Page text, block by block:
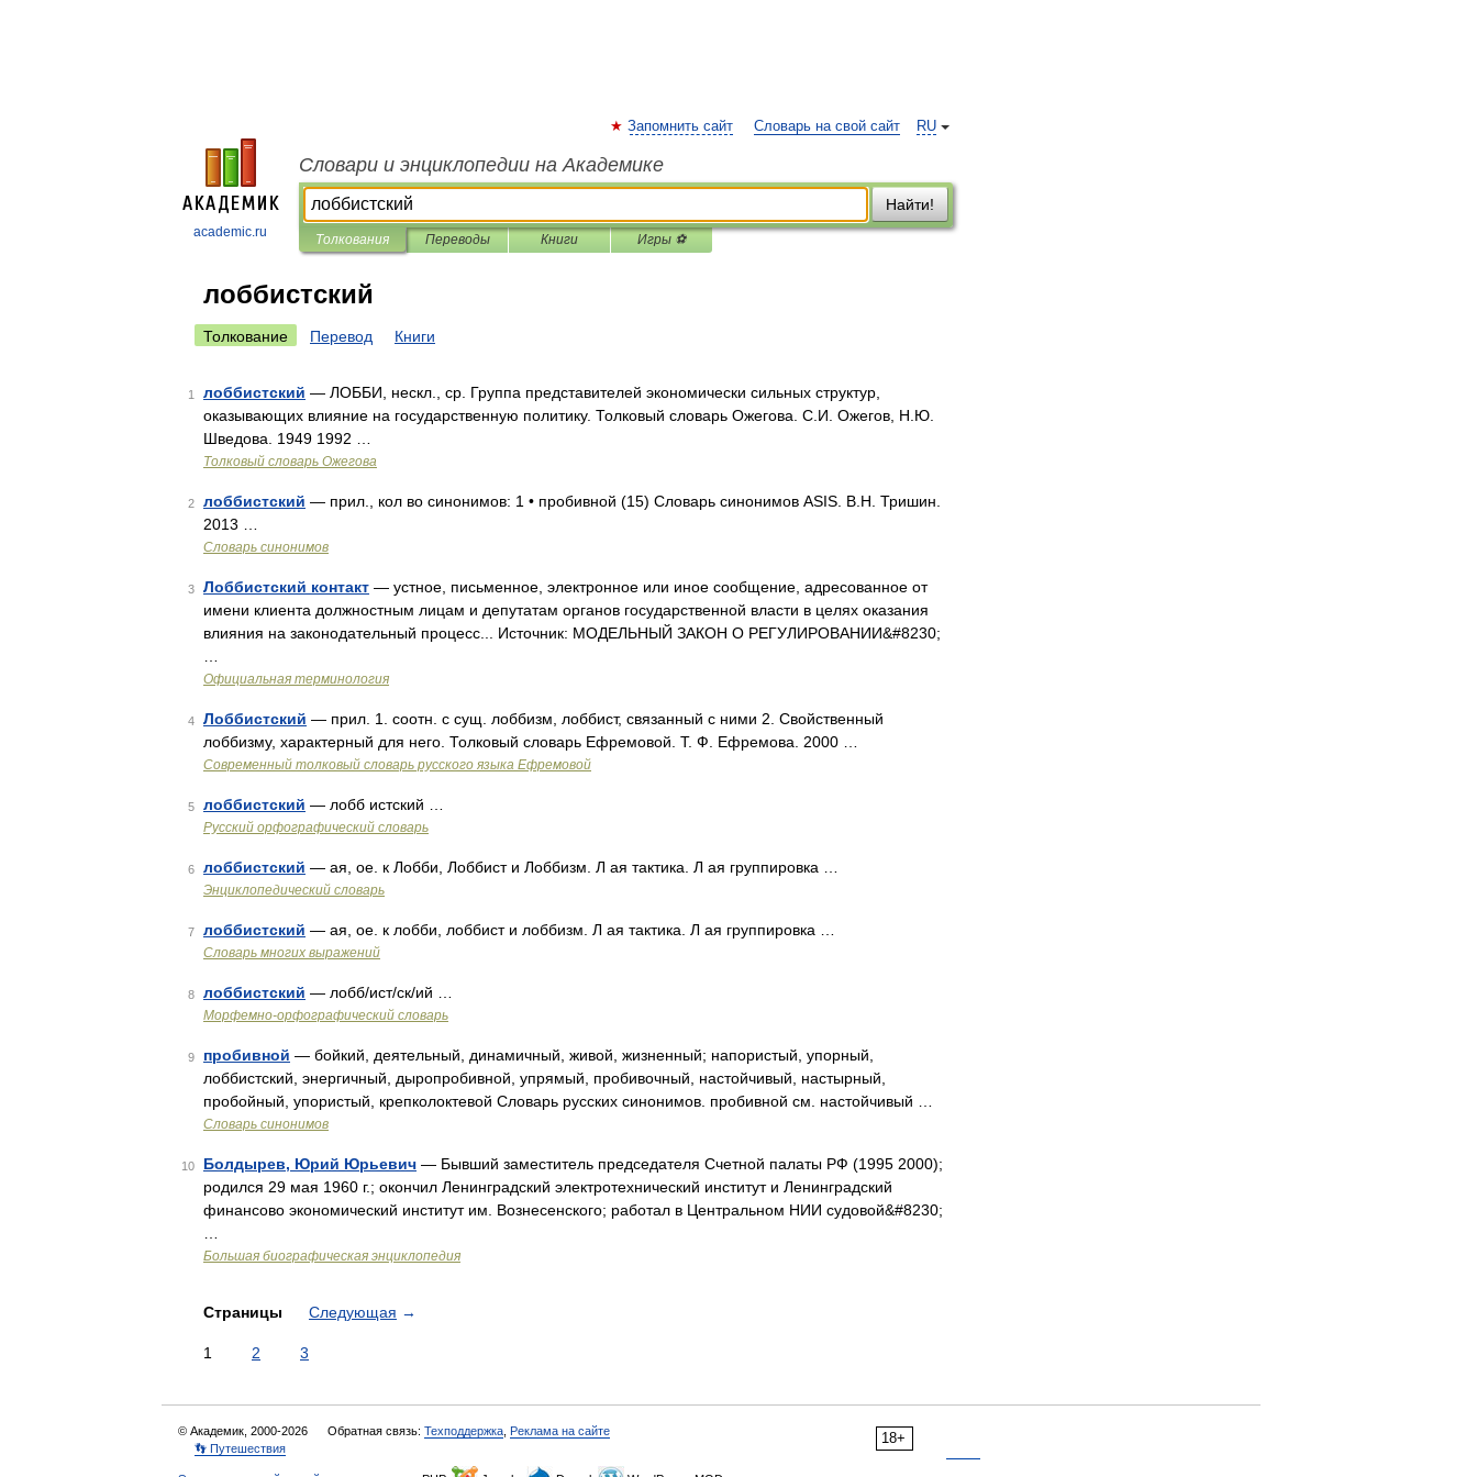
academic.ru
RU
Запомнить сайт Словарь на свой сайт
Словари и энциклопедии на Академике
Найти!
Толкования Переводы Книги Игры ⚽
лоббистский
Толкование Перевод Книги
1 лоббистский — ЛОББИ, нескл., ср. Группа представителей экономически сильных структур,
оказывающих влияние на государственную политику. Толковый словарь Ожегова. С.И. Ожегов, Н.Ю.
Шведова. 1949 1992 …
Толковый словарь Ожегова
2 лоббистский — прил., кол во синонимов: 1 • пробивной (15) Словарь синонимов ASIS. В.Н. Тришин.
2013 …
Словарь синонимов
3 Лоббистский контакт — устное, письменное, электронное или иное сообщение, адресованное от
имени клиента должностным лицам и депутатам органов государственной власти в целях оказания
влияния на законодательный процесс... Источник: МОДЕЛЬНЫЙ ЗАКОН О РЕГУЛИРОВАНИИ&#8230;
Официальная терминология
4 Лоббистский — прил. 1. соотн. с сущ. лоббизм, лоббист, связанный с ними 2. Свойственный
лоббизму, характерный для него. Толковый словарь Ефремовой. Т. Ф. Ефремова. 2000 …
Современный толковый словарь русского языка Ефремовой
5 лоббистский — лобб истский …
Русский орфографический словарь
6 лоббистский — ая, ое. к Лобби, Лоббист и Лоббизм. Л ая тактика. Л ая группировка …
Энциклопедический словарь
7 лоббистский — ая, ое. к лобби, лоббист и лоббизм. Л ая тактика. Л ая группировка …
Словарь многих выражений
8 лоббистский — лобб/ист/ск/ий …
Морфемно-орфографический словарь
9 пробивной — бойкий, деятельный, динамичный, живой, жизненный; напористый, упорный,
лоббистский, энергичный, дыропробивной, упрямый, пробивочный, настойчивый, настырный,
пробойный, упористый, крепколоктевой Словарь русских синонимов. пробивной см. настойчивый …
Словарь синонимов
10 Болдырев, Юрий Юрьевич — Бывший заместитель председателя Счетной палаты РФ (1995 2000);
родился 29 мая 1960 г.; окончил Ленинградский электротехнический институт и Ленинградский
финансово экономический институт им. Вознесенского; работал в Центральном НИИ судовой&#8230;
Большая биографическая энциклопедия
Страницы Следующая →
1 2 3
18+
© Академик, 2000-2026 Обратная связь: Техподдержка Реклама на сайте
👣 Путешествия